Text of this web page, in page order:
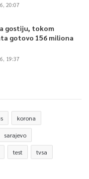
20:07
gostiju, tokom
gotovo 156 miliona
19:37
korona
sarajevo
test tvsa